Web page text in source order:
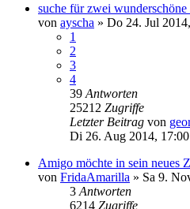
suche für zwei
von ayscha » Do 24. Jul
1
2
3
4
39 Antworten
25212 Zugriffe
Letzter Beitrag von
Di 26. Aug 2014, 17:00
Amigo möchte in sein neues
von FridaAmarilla » Sa 9.
3 Antworten
6214 Zugriffe